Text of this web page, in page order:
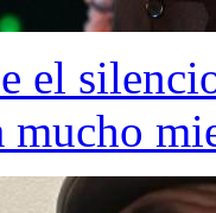
el
mucho